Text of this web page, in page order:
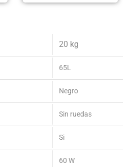
20 kg
65L
Negro
Sin ruedas
Si
60 W